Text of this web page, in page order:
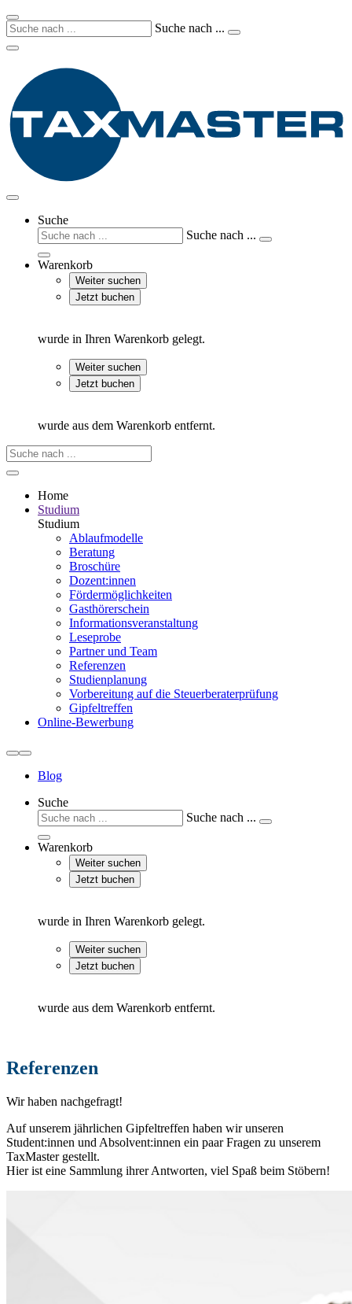
Suche nach ...
Suche
Suche nach ...
Warenkorb
Weiter suchen
Jetzt buchen
wurde in Ihren Warenkorb gelegt.
Weiter suchen
Jetzt buchen
wurde aus dem Warenkorb entfernt.
Home
Studium
Studium
Ablaufmodelle
Beratung
Broschüre
Dozent:innen
Fördermöglichkeiten
Gasthörerschein
Informationsveranstaltung
Leseprobe
Partner und Team
Referenzen
Studienplanung
Vorbereitung auf die Steuerberater­prüfung
Gipfeltreffen
Online-Bewerbung
Blog
Suche
Suche nach ...
Warenkorb
Weiter suchen
Jetzt buchen
wurde in Ihren Warenkorb gelegt.
Weiter suchen
Jetzt buchen
wurde aus dem Warenkorb entfernt.
Referenzen
Wir haben nachgefragt!
Auf unserem jährlichen Gipfeltreffen haben wir unseren
Student:innen und Absolvent:innen ein paar Fragen zu unserem
TaxMaster gestellt.
Hier ist eine Sammlung ihrer Antworten, viel Spaß beim Stöbern!